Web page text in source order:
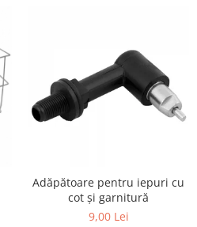
Adăpătoare pentru iepuri cu
cot și garnitură
9,00 Lei